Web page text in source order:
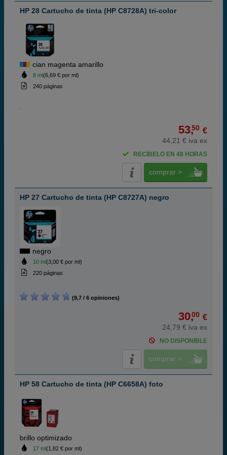
HP 28 Cartucho de tinta (HP C8728A) tri-color
cian magenta amarillo
8 ml(6,69 € por ml)
240 páginas
53,50 €
44,21 € iva ex
RECÍBELO EN 48 HORAS
comprar >
HP 27 Cartucho de tinta (HP C8727A) negro
negro
10 ml(3,00 € por ml)
220 páginas
(9,7 / 6 opiniones)
30,00 €
24,79 € iva ex
NO DISPONIBLE
comprar >
HP 58 Cartucho de tinta (HP C6658A) foto
brillo optimizado
17 ml(1,82 € por ml)